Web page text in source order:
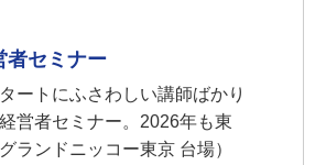
者セミナー
ートにふさわしい講師ばかり
営者セミナー。2026年も東
ランドニッコー東京 台場）